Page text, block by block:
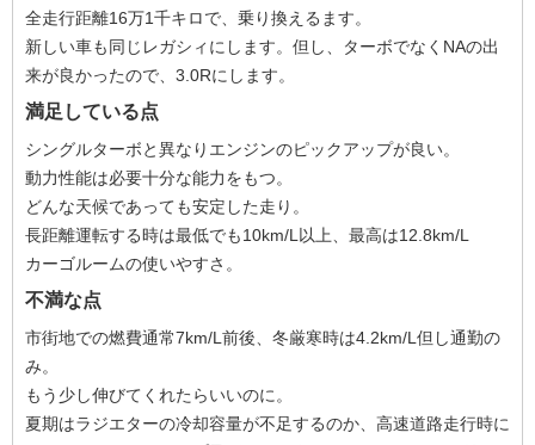
全走行距離16万1千キロで、乗り換えるます。
新しい車も同じレガシィにします。但し、ターボでなくNAの出
来が良かったので、3.0Rにします。
満足している点
シングルターボと異なりエンジンのピックアップが良い。
動力性能は必要十分な能力をもつ。
どんな天候であっても安定した走り。
長距離運転する時は最低でも10km/L以上、最高は12.8km/L
カーゴルームの使いやすさ。
不満な点
市街地での燃費通常7km/L前後、冬厳寒時は4.2km/L但し通勤の
み。
もう少し伸びてくれたらいいのに。
夏期はラジエターの冷却容量が不足するのか、高速道路走行時に